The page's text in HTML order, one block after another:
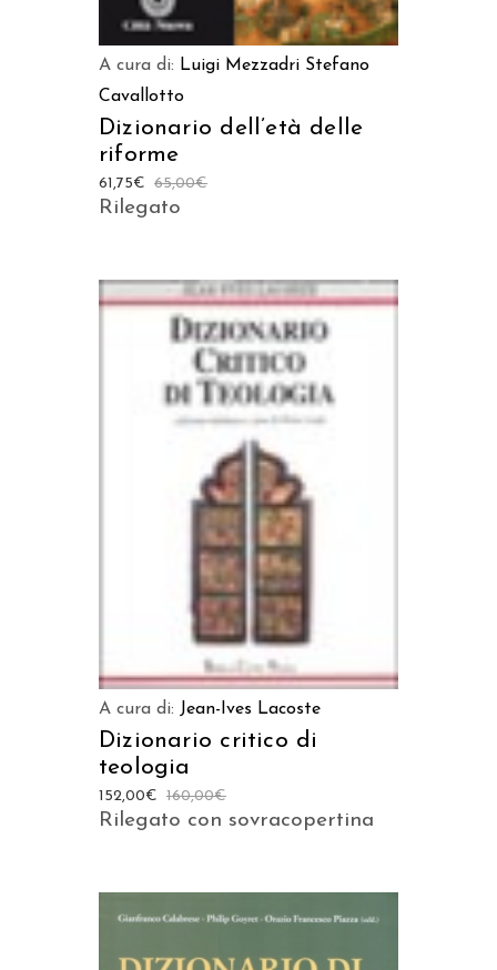
A cura di: Luigi Mezzadri Stefano
Cavallotto
Dizionario dell’età delle
riforme
65,00€
61,75€
Rilegato
AGGIUNGI AL CARRELLO
A cura di: Jean-Ives Lacoste
Dizionario critico di
teologia
160,00€
152,00€
Rilegato con sovracopertina